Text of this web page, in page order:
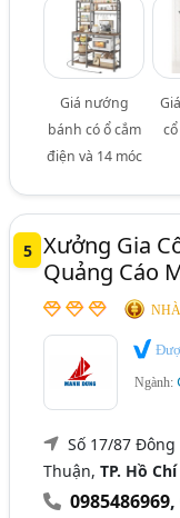
Giá nướng
bánh có ổ cắm
điện và 14 móc
5 Xưởng Gia
Quảng Cáo
Ngành:
Số 17/87
Thuận,TP. Hồ
0985486969,